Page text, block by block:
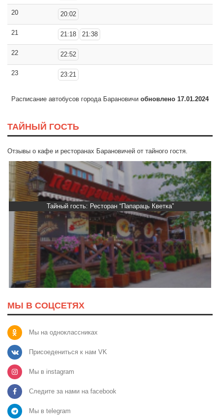
20 20:02
21 21:18 21:38
22 22:52
23 23:21
Расписание автобусов города Барановичи обновлено 17.01.2024
ТАЙНЫЙ ГОСТЬ
Отзывы о кафе и ресторанах Барановичей от тайного гостя.
Тайный гость: кафе «Автограф»
МЫ В СОЦСЕТЯХ
Мы на одноклассниках
Присоедениться к нам VK
Мы в instagram
Следите за нами на facebook
Мы в telegram